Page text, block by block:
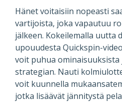
Hänet voitaisiin nopeasti
vartijoista, joka vapautuu
jälkeen. Kokeilemalla uutta
upouudesta Quickspin-
voit puhua ominaisuuksista
strategian. Nauti
voit kuunnella
jotka lisäävät jännitystä